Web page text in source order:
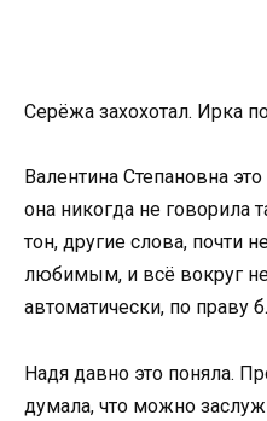
Серёжа захохотал. Ирка
Валентина Степановна
она никогда не говорила
тон, другие слова, почти
любимым, и всё вокруг
автоматически, по праву
Надя давно это поняла.
думала, что можно